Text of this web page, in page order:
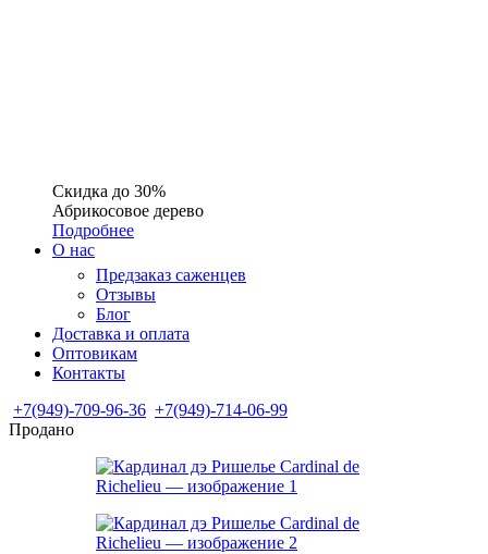
Скидка до 30%
Абрикосовое дерево
Подробнее
О нас
Предзаказ саженцев
Отзывы
Блог
Доставка и оплата
Оптовикам
Контакты
+7(949)-709-96-36 +7(949)-714-06-99
Продано